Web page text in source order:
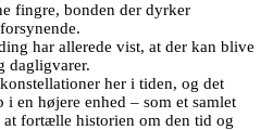
fingre, bonden der dyrker
har allerede vist, at der kan blive
dagligvarer.
her i tiden, og det
en højere enhed – som et samlet
fortælle historien om den tid og